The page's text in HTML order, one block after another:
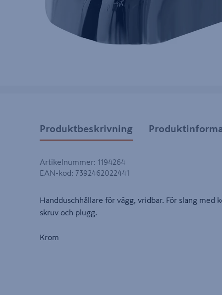
Produktbeskrivning
Artikelnummer: 1194264
EAN-kod: 7392462022441
Handduschhållare för vägg, vridbar. För slang med
skruv och plugg.
Krom